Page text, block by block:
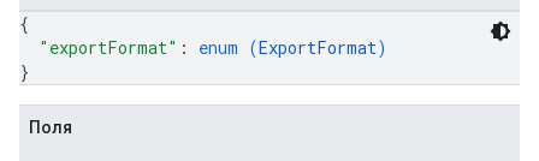
{
"exportFormat" : enum (ExportFormat)
}
Поля